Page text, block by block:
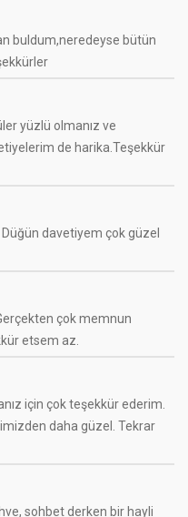
buldum,neredeyse bütün
yüzlü olmanız ve
de harika.Teşekkür
davetiyem çok güzel
çok memnun
etsem az.
için çok teşekkür ederim.
daha güzel. Tekrar
sohbet derken bir hayli